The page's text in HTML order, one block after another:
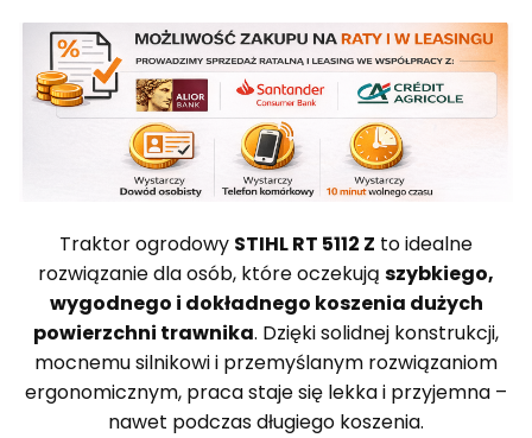
Traktor ogrodowy STIHL RT 5112 Z to idealne
rozwiązanie dla osób, które oczekują szybkiego,
wygodnego i dokładnego koszenia dużych
powierzchni trawnika. Dzięki solidnej konstrukcji,
mocnemu silnikowi i przemyślanym rozwiązaniom
ergonomicznym, praca staje się lekka i przyjemna –
nawet podczas długiego koszenia.